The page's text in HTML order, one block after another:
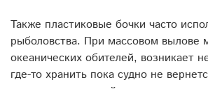
Также пластиковые бочки часто
рыболовства. При массовом вылове
океанических обителей, возникает
где-то хранить пока судно не